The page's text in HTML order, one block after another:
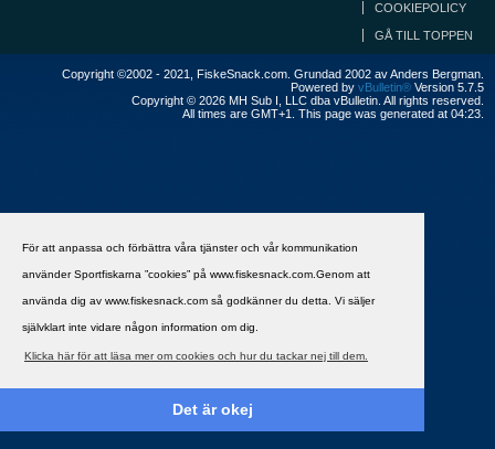
För att anpassa och förbättra våra tjänster och vår kommunikation
använder Sportfiskarna ”cookies” på www.fiskesnack.com.Genom att
använda dig av www.fiskesnack.com så godkänner du detta. Vi säljer
självklart inte vidare någon information om dig.
Klicka här för att läsa mer om cookies och hur du tackar nej till dem.
Det är okej
COOKIEPOLICY
GÅ TILL TOPPEN
Copyright ©2002 - 2021, FiskeSnack.com. Grundad 2002 av Anders Bergman.
Powered by vBulletin® Version 5.7.5
Copyright © 2026 MH Sub I, LLC dba vBulletin. All rights reserved.
All times are GMT+1. This page was generated at 04:23.